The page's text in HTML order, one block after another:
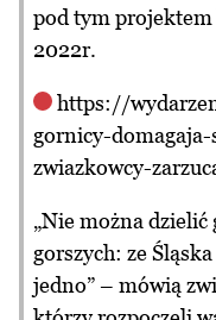
pod tym projektem
2022r.
https://
gornicy-
zwiazkowcy-
„Nie można
gorszych: ze
jedno” – mówią